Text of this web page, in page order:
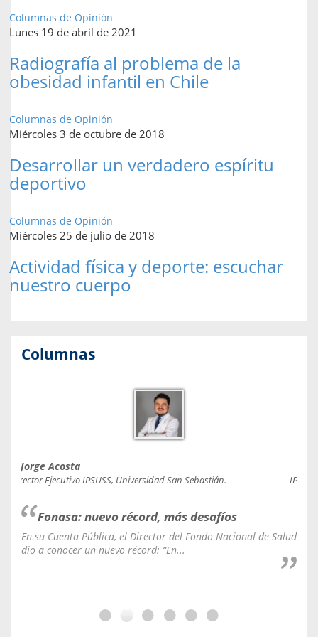
Columnas de Opinión
Lunes 19 de abril de 2021
Radiografía al problema de la
obesidad infantil en Chile
Columnas de Opinión
Miércoles 3 de octubre de 2018
Desarrollar un verdadero espíritu
deportivo
Columnas de Opinión
Miércoles 25 de julio de 2018
Actividad física y deporte: escuchar
nuestro cuerpo
Columnas
Jorge Acosta
Director Ejecutivo IPSUSS, Universidad San Sebastián.
Fonasa: nuevo récord, más desafíos
En su Cuenta Pública, el Director del Fondo Nacional de Salud
dio a conocer un nuevo récord: “En...